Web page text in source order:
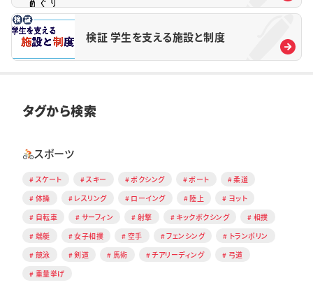
検証 学生を支える施設と制度
タグから検索
スポーツ
スケート スキー ボクシング ボート
柔道
体操
レスリング ローイング 陸上
ヨット
自転車
サーフィン 射撃 キックボクシング
相撲
端艇
女子相撲 空手 フェンシング
トランポリン
競泳
剣道 馬術 チアリーディング
弓道
重量挙げ